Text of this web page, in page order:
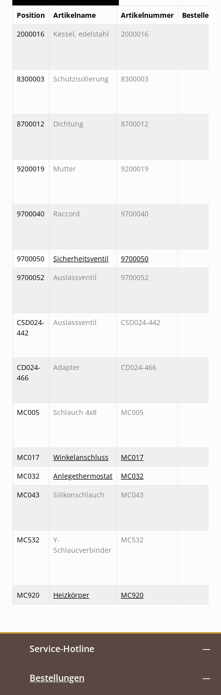
Position Artikelname Artikelnummer
Bestellen
2000016
Kessel, edelstahl 2000016
8300003 Schutzisolierung 8300003
8700012 Dichtung 8700012
9200019 Mutter 9200019
9700040 Raccord 9700040
9700050 Sicherheitsventil
9700050
9700052
Auslassventil 9700052
CSD024-
442
Auslassventil CSD024-442
CD024-
466
Adapter CD024-466
MC005 Schlauch 4x8 MC005
MC017 Winkelanschluss
MC017
MC032
Anlegethermostat
MC032
MC043
Silikonschlauch MC043
MC532
Y-
Schlaucverbinder
MC532
MC920 Heizkörper MC920
Service-Hotline
Bestellungen